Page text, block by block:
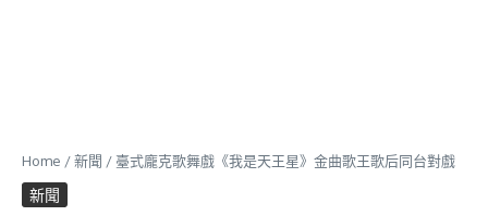
Home /新聞 / 臺式龐克歌舞戲《我是天王星》金曲歌王歌后同台對戲
新聞